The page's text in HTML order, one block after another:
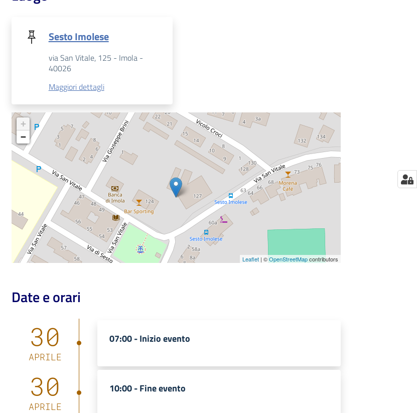
Sesto Imolese
via San Vitale, 125 - Imola -
40026
Maggiori dettagli
+
−
Leaflet| ©OpenStreetMapcontributors
Date e orari
30
APRILE
07:00 -Inizio evento
30
APRILE
10:00 -Fine evento